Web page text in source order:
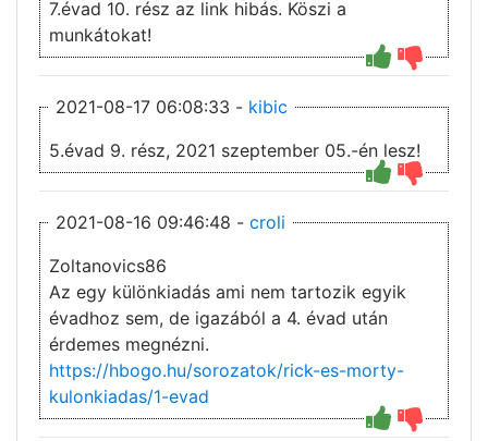
7.évad 10. rész az link hibás. Köszi a
munkátokat!
2021-08-17 06:08:33 - kibic
5.évad 9. rész, 2021 szeptember 05.-én lesz!
2021-08-16 09:46:48 - croli
Zoltanovics86
Az egy különkiadás ami nem tartozik egyik
évadhoz sem, de igazából a 4. évad után
érdemes megnézni.
https://hbogo.hu/sorozatok/rick-es-morty-
kulonkiadas/1-evad